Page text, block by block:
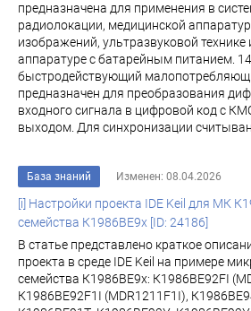
предназначена для применения в
радиолокации, медицинской
изображений, ультразвуковой технике
аппаратуре с батарейным питанием.
быстродействующий
предназначен для преобразования
входного сигнала в цифровой код с
выходом. Для синхронизации
База знаний Изменен: 08.04.2026
[i] Настройки проекта IDE Keil для МК
семейства К1986ВЕ9x [ID: 24186]
В статье представлено краткое
проекта в среде IDE Keil на примере
семейства К1986ВЕ9x: К1986ВЕ92FI
К1986ВЕ92F1I (MDR1211F1I),